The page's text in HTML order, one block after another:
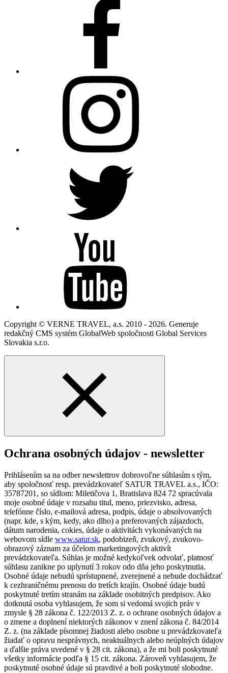
Copyright © VERNE TRAVEL, a.s. 2010 - 2026. Generuje
redakčný CMS systém GlobalWeb spoločnosti Global Services
Slovakia s.r.o.
Ochrana osobných údajov - newsletter
Prihlásením sa na odber newslettrov dobrovoľne súhlasím s tým,
aby spoločnosť resp. prevádzkovateľ SATUR TRAVEL a.s., IČO:
35787201, so sídlom: Miletičova 1, Bratislava 824 72 spracúvala
moje osobné údaje v rozsahu titul, meno, priezvisko, adresa,
telefónne číslo, e-mailová adresa, podpis, údaje o absolvovaných
(napr. kde, s kým, kedy, ako dlho) a preferovaných zájazdoch,
dátum narodenia, cokies, údaje o aktivitách vykonávaných na
webovom sídle www.satur.sk, podobizeň, zvukový, zvukovo-
obrazový záznam za účelom marketingových aktivít
prevádzkovateľa. Súhlas je možné kedykoľvek odvolať, platnosť
súhlasu zanikne po uplynutí 3 rokov odo dňa jeho poskytnutia.
Osobné údaje nebudú sprístupnené, zverejnené a nebude dochádzať
k cezhraničnému prenosu do tretích krajín. Osobné údaje budú
poskytnuté tretím stranám na základe osobitných predpisov. Ako
dotknutá osoba vyhlasujem, že som si vedomá svojich práv v
zmysle § 28 zákona č. 122/2013 Z. z. o ochrane osobných údajov a
o zmene a doplnení niektorých zákonov v znení zákona č. 84/2014
Z. z. (na základe písomnej žiadosti alebo osobne u prevádzkovateľa
žiadať o opravu nesprávnych, neaktuálnych alebo neúplných údajov
a ďalšie práva uvedené v § 28 cit. zákona), a že mi boli poskytnuté
všetky informácie podľa § 15 cit. zákona. Zároveň vyhlasujem, že
poskytnuté osobné údaje sú pravdivé a boli poskytnuté slobodne.